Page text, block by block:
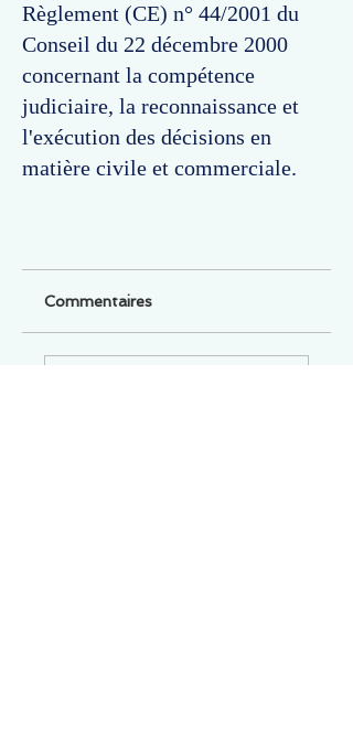
Règlement (CE) n° 44/2001 du
Conseil du 22 décembre 2000
concernant la compétence
judiciaire, la reconnaissance et
l'exécution des décisions en
matière civile et commerciale.
Commentaires